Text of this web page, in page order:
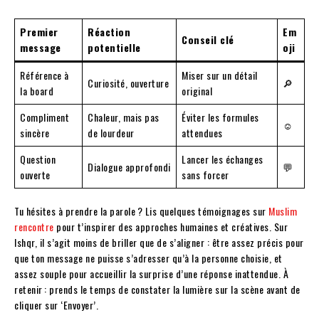
Premier
message
Réaction
potentielle
Conseil clé
Em
oji
Référence à
la board
Curiosité, ouverture
Miser sur un détail
original
🔎
Compliment
sincère
Chaleur, mais pas
de lourdeur
Éviter les formules
attendues
☺️
Question
ouverte
Dialogue approfondi
Lancer les échanges
sans forcer
💬
Tu hésites à prendre la parole ? Lis quelques témoignages sur Muslim
rencontre pour t’inspirer des approches humaines et créatives. Sur
Ishqr, il s’agit moins de briller que de s’aligner : être assez précis pour
que ton message ne puisse s’adresser qu’à la personne choisie, et
assez souple pour accueillir la surprise d’une réponse inattendue. À
retenir : prends le temps de constater la lumière sur la scène avant de
cliquer sur ‘Envoyer’.